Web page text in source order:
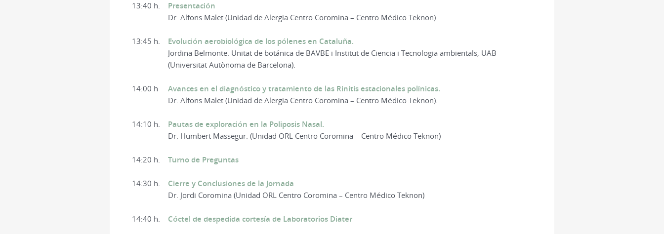
13:40 h.
Presentación
Dr. Alfons Malet (Unidad de Alergia Centro Coromina – Centro Médico Teknon).
13:45 h.
Evolución aerobiológica de los pólenes en Cataluña.
Jordina Belmonte. Unitat de botánica de BAVBE i Institut de Ciencia i Tecnologia ambientals, UAB
(Universitat Autònoma de Barcelona).
14:00 h
Avances en el diagnóstico y tratamiento de las Rinitis estacionales polínicas.
Dr. Alfons Malet (Unidad de Alergia Centro Coromina – Centro Médico Teknon).
14:10 h.
Pautas de exploración en la Poliposis Nasal.
Dr. Humbert Massegur. (Unidad ORL Centro Coromina – Centro Médico Teknon)
14:20 h. Turno de Preguntas
14:30 h.
Cierre y Conclusiones de la Jornada
Dr. Jordi Coromina (Unidad ORL Centro Coromina – Centro Médico Teknon)
14:40 h. Cóctel de despedida cortesía de Laboratorios Diater